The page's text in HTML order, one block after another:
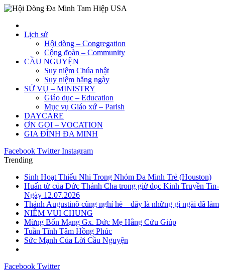
Lịch sử
Hội dòng – Congregation
Cộng đoàn – Community
CẦU NGUYỆN
Suy niệm Chúa nhật
Suy niệm hằng ngày
SỨ VỤ – MINISTRY
Giáo dục – Education
Mục vụ Giáo xứ – Parish
DAYCARE
ƠN GỌI – VOCATION
GIA ĐÌNH ĐA MINH
Facebook Twitter Instagram
Trending
Sinh Hoạt Thiếu Nhi Trong Nhóm Đa Minh Trẻ (Houston)
Huấn từ của Đức Thánh Cha trong giờ đọc Kinh Truyền Tin-
Ngày 12.07.2026
Thánh Augustinô cũng nghỉ hè – đây là những gì ngài đã làm
NIỀM VUI CHUNG
Mừng Bổn Mạng Gx. Đức Mẹ Hằng Cứu Giúp
Tuần Tĩnh Tâm Hồng Phúc
Sức Mạnh Của Lời Cầu Nguyện
Facebook Twitter